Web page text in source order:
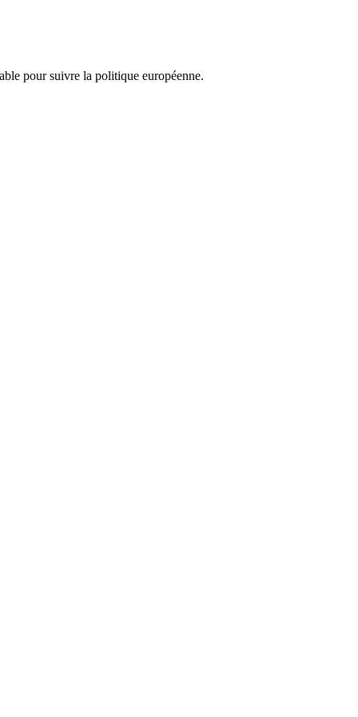
pour suivre la politique européenne.